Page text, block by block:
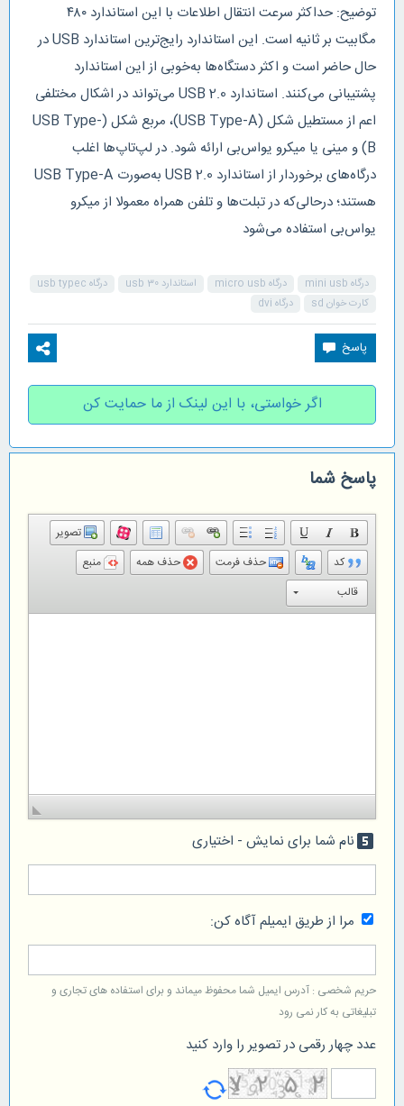
توضیح: حداکثر سرعت انتقال اطلاعات با این استاندارد ۴۸۰
مگابیت بر ثانیه است. این استاندارد رایج‌ترین استاندارد USB در
حال حاضر است و اکثر دستگاه‌ها به‌خوبی از این استاندارد
پشتیبانی می‌کنند. استاندارد USB 2.0 می‌تواند در اشکال مختلفی
اعم از مستطیل شکل (USB Type-A)، مربع شکل (USB Type-
B) و مینی‌ یا میکرو یو‌اس‌بی ارائه شود. در لپ‌تاپ‌ها اغلب
درگاه‌های برخوردار از استاندارد USB 2.0 به‌صورت USB Type-A
هستند؛ درحالی‌که در تبلت‌ها و تلفن‌ همراه معمولا از میکرو
یو‌اس‌بی استفاده می‌شود
درگاه mini usb درگاه micro usb استاندارد usb 30
درگاه usb typec
کارت خوان sd
درگاه dvi
اگر خواستی، با این لینک از ما حمایت کن
پاسخ شما
تصویر
کد
حذف فرمت حذف همه
منبع
قالب
looks_5 نام شما برای نمایش - اختیاری
مرا از طریق ایمیلم آگاه کن:
حریم شخصی : آدرس ایمیل شما محفوظ میماند و برای استفاده های تجاری و
تبلیغاتی به کار نمی رود
عدد چهار رقمی در تصویر را وارد کنید